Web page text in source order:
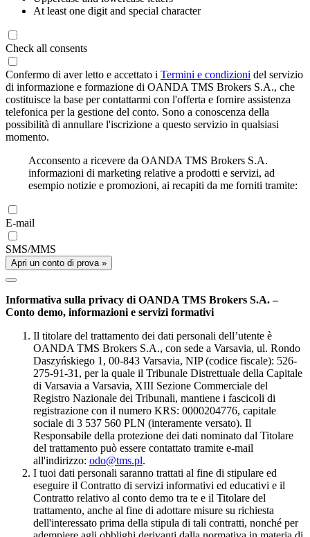
At least one digit and special character
Check all consents
Confermo di aver letto e accettato i Termini e condizioni del servizio
di informazione e formazione di OANDA TMS Brokers S.A., che
costituisce la base per contattarmi con l'offerta e fornire assistenza
telefonica per la gestione del conto. Sono a conoscenza della
possibilità di annullare l'iscrizione a questo servizio in qualsiasi
momento.
Acconsento a ricevere da OANDA TMS Brokers S.A.
informazioni di marketing relative a prodotti e servizi, ad
esempio notizie e promozioni, ai recapiti da me forniti tramite:
E-mail
SMS/MMS
Apri un conto di prova »
Informativa sulla privacy di OANDA TMS Brokers S.A. –
Conto demo, informazioni e servizi formativi
Il titolare del trattamento dei dati personali dell’utente è
OANDA TMS Brokers S.A., con sede a Varsavia, ul. Rondo
Daszyńskiego 1, 00-843 Varsavia, NIP (codice fiscale): 526-
275-91-31, per la quale il Tribunale Distrettuale della Capitale
di Varsavia a Varsavia, XIII Sezione Commerciale del
Registro Nazionale dei Tribunali, mantiene i fascicoli di
registrazione con il numero KRS: 0000204776, capitale
sociale di 3 537 560 PLN (interamente versato). Il
Responsabile della protezione dei dati nominato dal Titolare
del trattamento può essere contattato tramite e-mail
all'indirizzo: odo@tms.pl.
I tuoi dati personali saranno trattati al fine di stipulare ed
eseguire il Contratto di servizi informativi ed educativi e il
Contratto relativo al conto demo tra te e il Titolare del
trattamento, anche al fine di adottare misure su richiesta
dell'interessato prima della stipula di tali contratti, nonché per